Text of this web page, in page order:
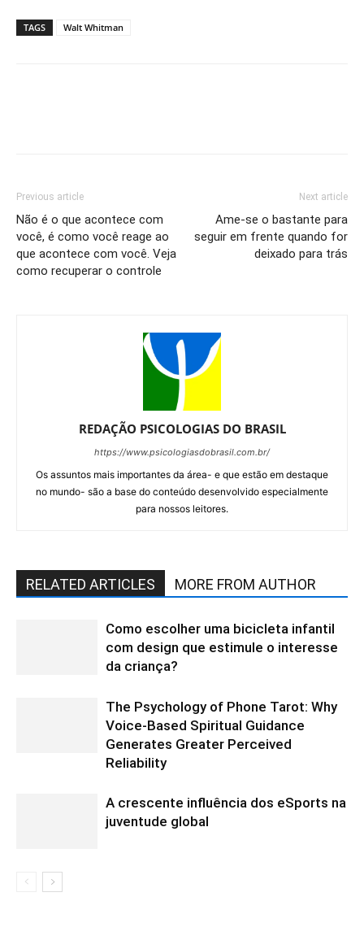
TAGS Walt Whitman
Previous article
Não é o que acontece com
você, é como você reage ao
que acontece com você. Veja
como recuperar o controle
Next article
Ame-se o bastante para
seguir em frente quando for
deixado para trás
REDAÇÃO PSICOLOGIAS DO BRASIL
https://www.psicologiasdobrasil.com.br/
Os assuntos mais importantes da área- e que estão em destaque
no mundo- são a base do conteúdo desenvolvido especialmente
para nossos leitores.
RELATED ARTICLES MORE FROM AUTHOR
Como escolher uma bicicleta infantil
com design que estimule o interesse
da criança?
The Psychology of Phone Tarot: Why
Voice-Based Spiritual Guidance
Generates Greater Perceived
Reliability
A crescente influência dos eSports na
juventude global